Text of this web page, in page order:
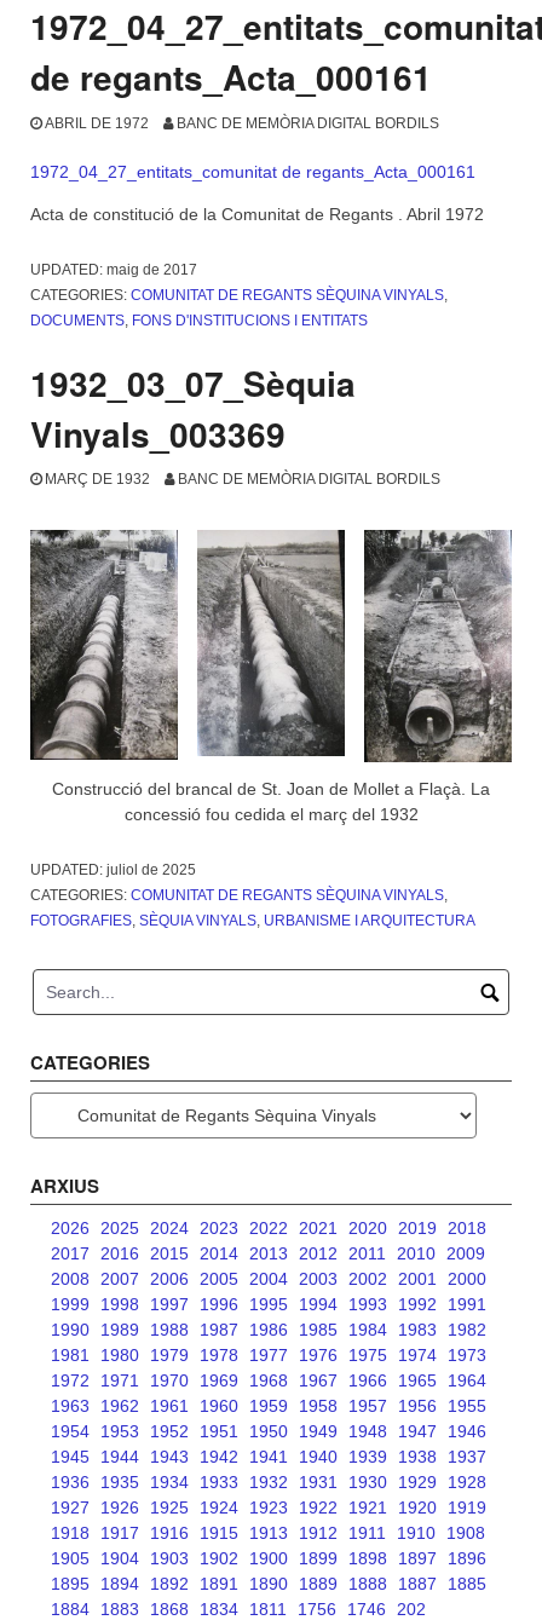
de regants_Acta_000161
ABRIL DE 1972 BANC DE MEMÒRIA DIGITAL BORDILS
1972_04_27_entitats_comunitat de regants_Acta_000161
Acta de constitució de la Comunitat de Regants . Abril 1972
UPDATED: maig de 2017
CATEGORIES: COMUNITAT DE REGANTS SÈQUINA VINYALS
DOCUMENTS FONS D'INSTITUCIONS I ENTITATS
1932_03_07_Sèquia
Vinyals_003369
MARÇ DE 1932 BANC DE MEMÒRIA DIGITAL BORDILS
Construcció del brancal de St. Joan de Mollet a Flaçà. La
concessió fou cedida el març del 1932
UPDATED: juliol de 2025
CATEGORIES: COMUNITAT DE REGANTS SÈQUINA VINYALS,
FOTOGRAFIES, SÈQUIA VINYALS, URBANISME I ARQUITECTURA
CATEGORIES
ARXIUS
2026 2025 2024 2023 2022 2021 2020 2019
2018
2017
2016 2015 2014 2013 2012 2011 2010 2009
2008
2007 2006 2005 2004 2003 2002 2001
2000
1999
1998 1997 1996 1995 1994 1993 1992
1991
1990
1989 1988 1987 1986 1985 1984 1983
1982
1981
1980 1979 1978 1977 1976 1975 1974
1973
1972
1971 1970 1969 1968 1967 1966 1965
1964
1963
1962 1961 1960 1959 1958 1957 1956
1955
1954
1953 1952 1951 1950 1949 1948 1947
1946
1945
1944 1943 1942 1941 1940 1939 1938
1937
1936
1935 1934 1933 1932 1931 1930 1929
1928
1927
1926 1925 1924 1923 1922 1921 1920
1919
1918
1917 1916 1915 1913 1912 1911 1910
1908
1905
1904 1903 1902 1900 1899 1898 1897
1896
1895
1894 1892 1891 1890 1889 1888 1887
1885
1884
1883 1868 1834 1811 1756 1746 202